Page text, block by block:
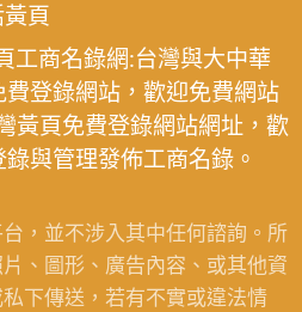
頁
工商名錄網:台灣與大中華
登錄網站，歡迎免費網站
黃頁免費登錄網站網址，歡
與管理發佈工商名錄。
，並不涉入其中任何諮詢。所
、圖形、廣告內容、或其他資
下傳送，若有不實或違法情